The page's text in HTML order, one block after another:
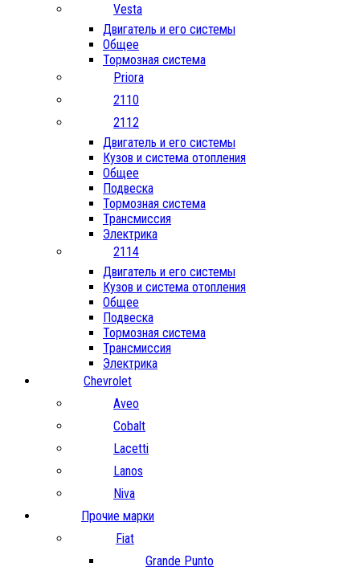
Vesta
Двигатель и его системы
Общее
Тормозная система
Priora
2110
2112
Двигатель и его системы
Кузов и система отопления
Общее
Подвеска
Тормозная система
Трансмиссия
Электрика
2114
Двигатель и его системы
Кузов и система отопления
Общее
Подвеска
Тормозная система
Трансмиссия
Электрика
Chevrolet
Aveo
Cobalt
Lacetti
Lanos
Niva
Прочие марки
Fiat
Grande Punto